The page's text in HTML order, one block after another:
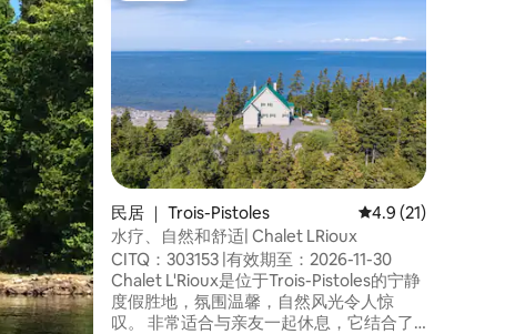
民居 ｜ Trois-Pistoles 平均评分 4.9 分（满
4.9 (21)
水疗、自然和舒适| Chalet LRioux
CITQ：303153 |有效期至：2026-11-30
Chalet L'Rioux是位于Trois-Pistoles的宁静
度假胜地，氛围温馨，自然风光令人惊
叹。 非常适合与亲友一起休息，它结合了